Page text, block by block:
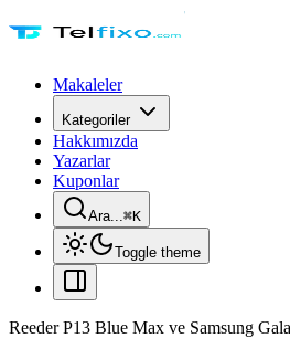
Makaleler
Kategoriler
Hakkımızda
Yazarlar
Kuponlar
Ara...⌘K
Toggle theme
Reeder P13 Blue Max ve Samsung